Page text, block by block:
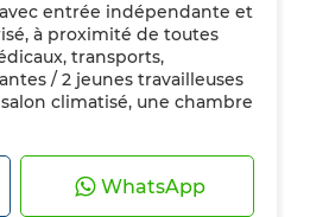
avec entrée indépendante et
à proximité de toutes
transports,
/ 2 jeunes travailleuses
climatisé, une chambre
WhatsApp